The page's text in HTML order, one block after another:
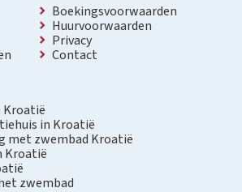
Boekingsvoorwaarden
Huurvoorwaarden
Privacy
Contact
Kroatië
in Kroatië
met zwembad Kroatië
Kroatië
zwembad